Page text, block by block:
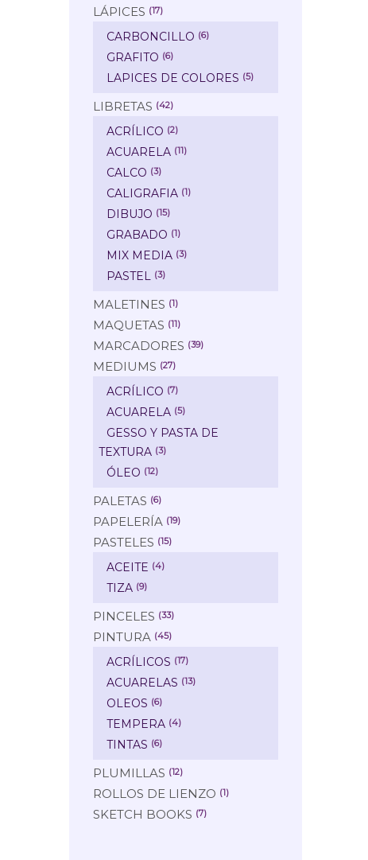
LÁPICES (17)
CARBONCILLO (6)
GRAFITO (6)
LAPICES DE COLORES (5)
LIBRETAS (42)
ACRÍLICO (2)
ACUARELA (11)
CALCO (3)
CALIGRAFIA (1)
DIBUJO (15)
GRABADO (1)
MIX MEDIA (3)
PASTEL (3)
MALETINES (1)
MAQUETAS (11)
MARCADORES (39)
MEDIUMS (27)
ACRÍLICO (7)
ACUARELA (5)
GESSO Y PASTA DE
TEXTURA (3)
ÓLEO (12)
PALETAS (6)
PAPELERÍA (19)
PASTELES (15)
ACEITE (4)
TIZA (9)
PINCELES (33)
PINTURA (45)
ACRÍLICOS (17)
ACUARELAS (13)
OLEOS (6)
TEMPERA (4)
TINTAS (6)
PLUMILLAS (12)
ROLLOS DE LIENZO (1)
SKETCH BOOKS (7)